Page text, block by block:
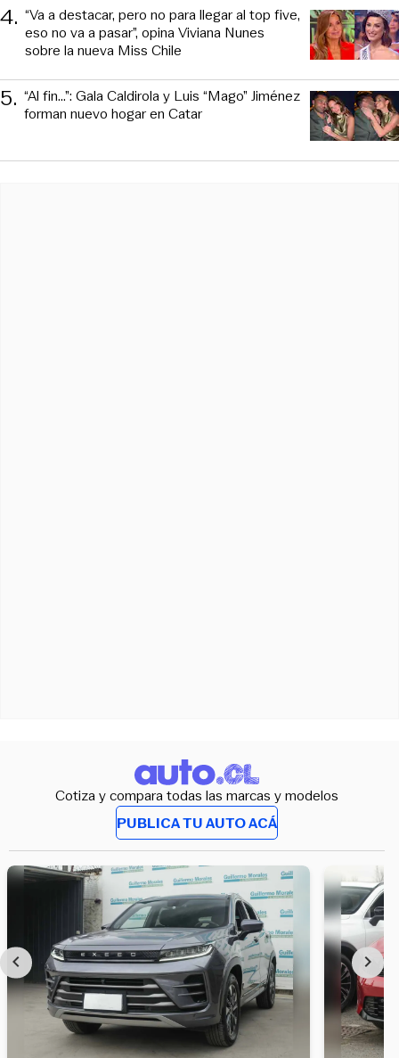
4. “Va a destacar, pero no para llegar al top five,
eso no va a pasar”, opina Viviana Nunes
sobre la nueva Miss Chile
5. “Al fin…”: Gala Caldirola y Luis “Mago” Jiménez
forman nuevo hogar en Catar
Cotiza y compara todas las marcas y modelos
PUBLICA TU AUTO ACÁ